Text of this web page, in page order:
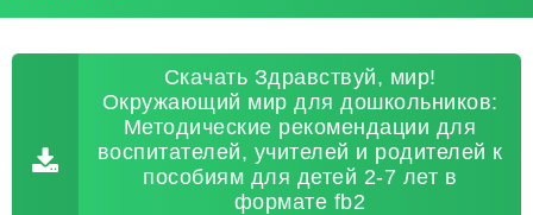
Скачать Здравствуй, мир!
Окружающий мир для дошкольников:
Методические рекомендации для
воспитателей, учителей и родителей к
пособиям для детей 2-7 лет в
формате fb2